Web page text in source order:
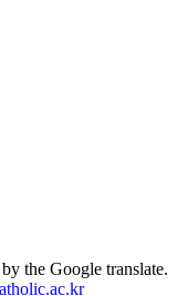
the Google translate.